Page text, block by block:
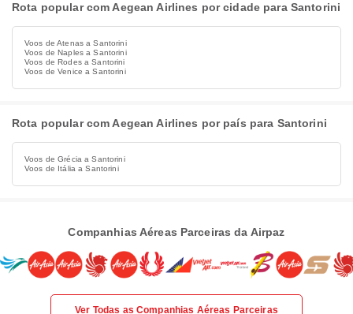
Rota popular com Aegean Airlines por cidade para Santorini
Voos de Atenas a Santorini
Voos de Naples a Santorini
Voos de Rodes a Santorini
Voos de Venice a Santorini
Rota popular com Aegean Airlines por país para Santorini
Voos de Grécia a Santorini
Voos de Itália a Santorini
Companhias Aéreas Parceiras da Airpaz
Ver Todas as Companhias Aéreas Parceiras